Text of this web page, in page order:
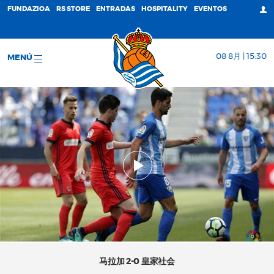
FUNDAZIOA RS STORE ENTRADAS HOSPITALITY EVENTOS
MENÚ 08 8月 | 15:30
马拉加 2-0 皇家社会